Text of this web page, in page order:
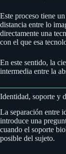
Este proceso tiene
distancia entre lo
directamente una
con el que esa
En este sentido, la
intermedia entre la
Identidad, soporte y
La separación entre
introduce una
cuando el soporte
posible del sujeto.